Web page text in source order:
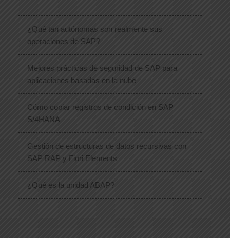
¿Qué tan autónomas son realmente sus
operaciones de SAP?
Mejores prácticas de seguridad de SAP para
aplicaciones basadas en la nube
Cómo copiar registros de condición en SAP
S/4HANA
Gestión de estructuras de datos recursivas con
SAP RAP y Fiori Elements
¿Qué es la unidad ABAP?